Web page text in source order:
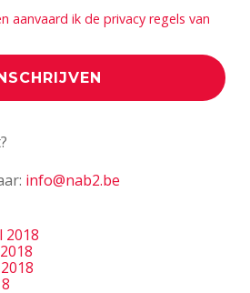
aanvaard ik de privacy regels van
info@nab2.be
2018